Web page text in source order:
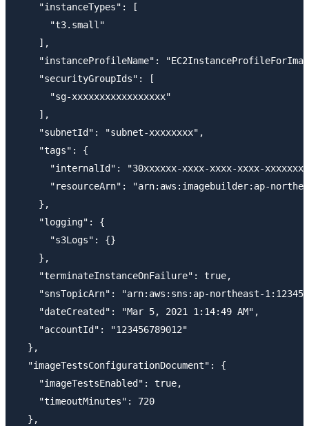
    "instanceTypes": [
      "t3.small"
    ],
"instanceProfileName":
    "securityGroupIds": [
      "sg-xxxxxxxxxxxxxxxxx"
    ],
    "subnetId": "subnet-xxxxxxxx",
    "tags": {
"internalId": "30xxxxxx-xxxx-xxxx-xxxx-
"resourceArn": "arn:aws:imagebuilder:ap-
    },
    "logging": {
      "s3Logs": {}
    },
    "terminateInstanceOnFailure": true,
"snsTopicArn": "arn:aws:sns:ap-northeast-
    "dateCreated": "Mar 5, 2021 1:14:49 AM",
    "accountId": "123456789012"
  },
  "imageTestsConfigurationDocument": {
    "imageTestsEnabled": true,
    "timeoutMinutes": 720
  },